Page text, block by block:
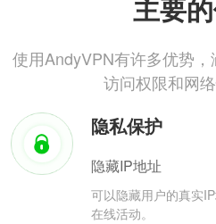
主要
使用AndyVPN有许多优势，
访问权限和网
隐私保护
隐藏IP地址
可以隐藏用户的真实
在线活动。